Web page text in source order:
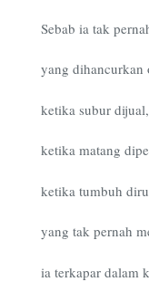
Sebab ia tak
yang dihancurkan
ketika subur dijual,
ketika matang
ketika tumbuh
yang tak pernah
ia terkapar dalam